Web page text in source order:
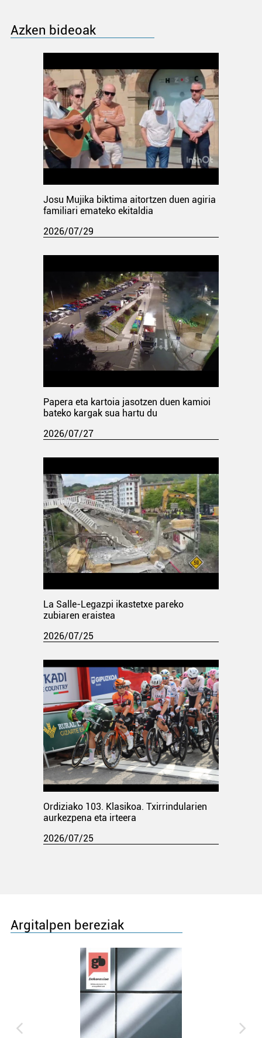
Azken bideoak
Josu Mujika biktima aitortzen duen agiria
familiari emateko ekitaldia
2026/07/29
Papera eta kartoia jasotzen duen kamioi
bateko kargak sua hartu du
2026/07/27
La Salle-Legazpi ikastetxe pareko
zubiaren eraistea
2026/07/25
Ordiziako 103. Klasikoa. Txirrindularien
aurkezpena eta irteera
2026/07/25
Argitalpen bereziak